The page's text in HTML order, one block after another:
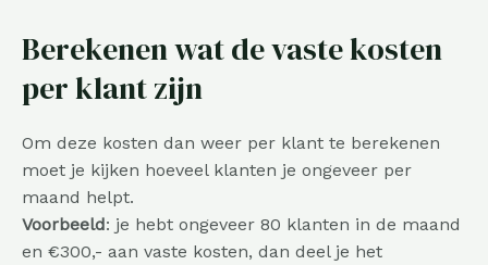
Berekenen wat de vaste kosten
per klant zijn
Om deze kosten dan weer per klant te berekenen
moet je kijken hoeveel klanten je ongeveer per
maand helpt.
Voorbeeld: je hebt ongeveer 80 klanten in de maand
en €300,- aan vaste kosten, dan deel je het